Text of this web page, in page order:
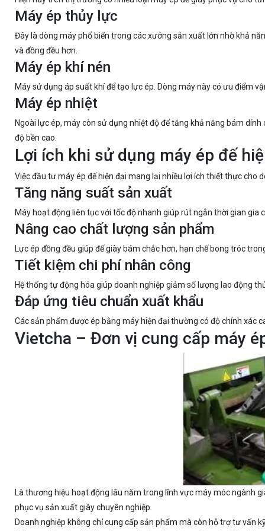
Máy ép thủy lực
Đây là dòng máy phổ biến trong các xưởng sản xuất lớn nhờ khả
và đồng đều hơn.
Máy ép khí nén
Máy sử dụng áp suất khí để tạo lực ép. Dòng máy này có ưu điểm
Máy ép nhiệt
Ngoài lực ép, máy còn sử dụng nhiệt độ để tăng khả năng bám
độ bền cao.
Lợi ích khi sử dụng máy ép đế
Việc đầu tư máy ép đế hiện đại mang lại nhiều lợi ích thiết thực cho
Tăng năng suất sản xuất
Máy hoạt động liên tục với tốc độ nhanh giúp rút ngắn thời gian
Nâng cao chất lượng sản phẩm
Lực ép đồng đều giúp đế giày bám chắc hơn, hạn chế bong tróc
Tiết kiệm chi phí nhân công
Hệ thống tự động hóa giúp doanh nghiệp giảm số lượng lao động
Đáp ứng tiêu chuẩn xuất khẩu
Các sản phẩm được ép bằng máy hiện đại thường có độ chính xác
Vietcha – Đơn vị cung cấp máy
Là thương hiệu hoạt động lâu năm trong lĩnh vực máy móc ngành
phục vụ sản xuất giày chuyên nghiệp.
Doanh nghiệp không chỉ cung cấp sản phẩm mà còn hỗ trợ tư vấn